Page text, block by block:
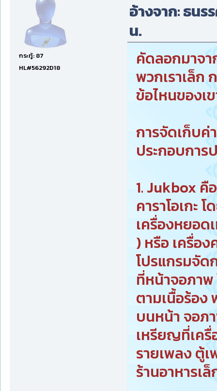
กระทู้: 87
HL#56292D18
อ้างจาก: ธนร
น.
คัดลอกมาจา
พวกเราเล็ก
ข้อไหนของเ
การจัดเก็บค่
ประกอบการ
1. Jukbox
คาราโอเกะ
เครื่องหยอด
) หรือ เครื่อ
โปรแกรมจัด
ที่หน้าจอภาพ
ตามเนื้อร้อง
บนหน้า จอภ
เหรียญที่เค
รายเพลง ตู้เ
ร้านอาหารเ